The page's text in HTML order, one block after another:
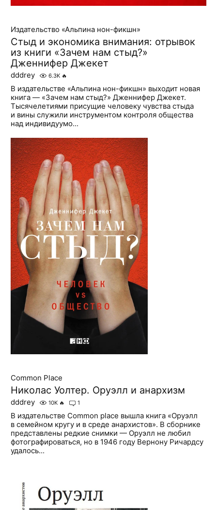
Издательство «Альпина нон-фикшн»
Стыд и экономика внимания: отрывок
из книги «Зачем нам стыд?»
Дженнифер Джекет
dddrey 6.3K 🔥
В издательстве «Альпина нон-фикшн» выходит новая
книга — «Зачем нам стыд?» Дженнифер Джекет.
Тысячелетиями присущие человеку чувства стыда
и вины служили инструментом контроля общества
над индивидуумо...
Common Place
Николас Уолтер. Оруэлл и анархизм
dddrey 10K 🔥 1
В издательстве Common place вышла книга «Оруэлл
в семейном кругу и в среде анархистов». В сборнике
представлены редкие снимки — Оруэлл не любил
фотографироваться, но в 1946 году Вернону Ричардсу
удалось...